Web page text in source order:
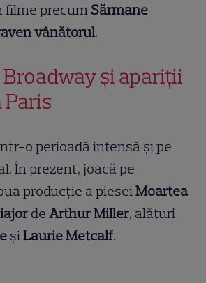
filme precum Sărmane
vânătorul.
Broadway și apariții
o perioadă intensă și pe
În prezent, joacă pe
producție a pieseiMoartea
deArthur Miller, alături
șiLaurie Metcalf.